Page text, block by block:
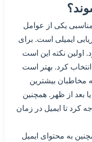
یکی از عوامل
ایمیلی است. برای
اولین نکته این است
کرد. بهتر است
مخاطبان بیشترین
یا بعد از ظهر. همچنین
کرد تا ایمیل در زمان
به محتوای ایمیل